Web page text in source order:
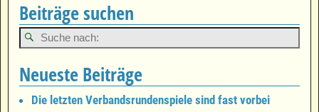
Beiträge suchen
Neueste Beiträge
Die letzten Verbandsrundenspiele sind fast vorbei